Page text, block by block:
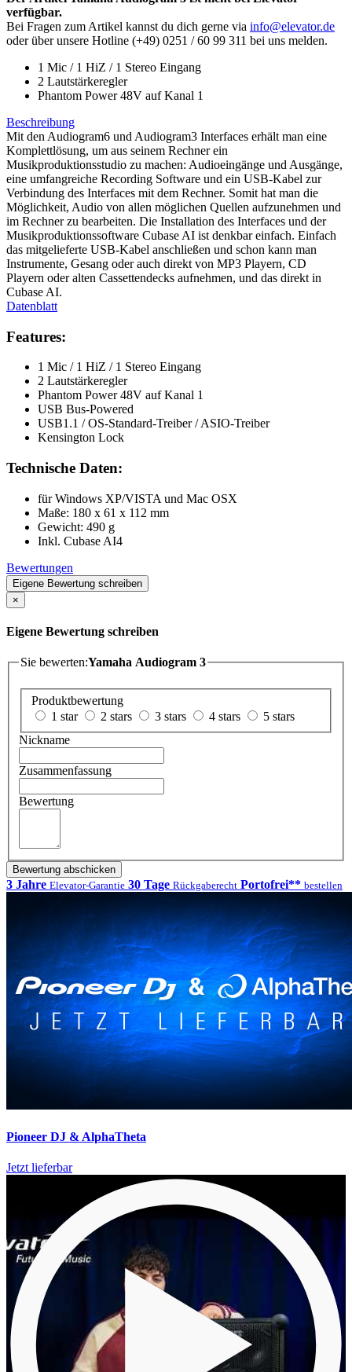
verfügbar.
Bei Fragen zum Artikel kannst du dich gerne via info@elevator.de
oder über unsere Hotline (+49) 0251 / 60 99 311 bei uns melden.
1 Mic / 1 HiZ / 1 Stereo Eingang
2 Lautstärkeregler
Phantom Power 48V auf Kanal 1
Beschreibung
Mit den Audiogram6 und Audiogram3 Interfaces erhält man eine
Komplettlösung, um aus seinem Rechner ein
Musikproduktionsstudio zu machen: Audioeingänge und Ausgänge,
eine umfangreiche Recording Software und ein USB-Kabel zur
Verbindung des Interfaces mit dem Rechner. Somit hat man die
Möglichkeit, Audio von allen möglichen Quellen aufzunehmen und
im Rechner zu bearbeiten. Die Installation des Interfaces und der
Musikproduktionssoftware Cubase AI ist denkbar einfach. Einfach
das mitgelieferte USB-Kabel anschließen und schon kann man
Instrumente, Gesang oder auch direkt von MP3 Playern, CD
Playern oder alten Cassettendecks aufnehmen, und das direkt in
Cubase AI.
Datenblatt
Features:
1 Mic / 1 HiZ / 1 Stereo Eingang
2 Lautstärkeregler
Phantom Power 48V auf Kanal 1
USB Bus-Powered
USB1.1 / OS-Standard-Treiber / ASIO-Treiber
Kensington Lock
Technische Daten:
für Windows XP/VISTA und Mac OSX
Maße: 180 x 61 x 112 mm
Gewicht: 490 g
Inkl. Cubase AI4
Bewertungen
Eigene Bewertung schreiben
×
Eigene Bewertung schreiben
Sie bewerten:Yamaha Audiogram 3
Produktbewertung
1 star
2 stars 3 stars 4 stars
5 stars
Nickname
Zusammenfassung
Bewertung
Bewertung abschicken
3 Jahre Elevator-Garantie 30 Tage Rückgaberecht Portofrei** bestellen
Pioneer DJ & AlphaTheta
Jetzt lieferbar